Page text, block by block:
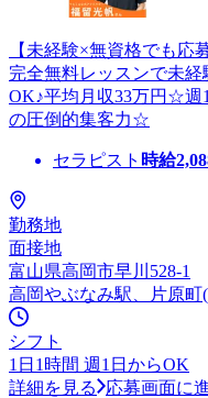
【未経験×無資格でも応
完全無料レッスンで未
OK♪平均月収33万円☆週
の圧倒的集客力☆
セラピスト 時給
勤務地
面接地
富山県高岡市早川528-1
高岡やぶなみ駅、片原
シフト
1日1時間 週1日からOK
詳細を見る
応募画面に